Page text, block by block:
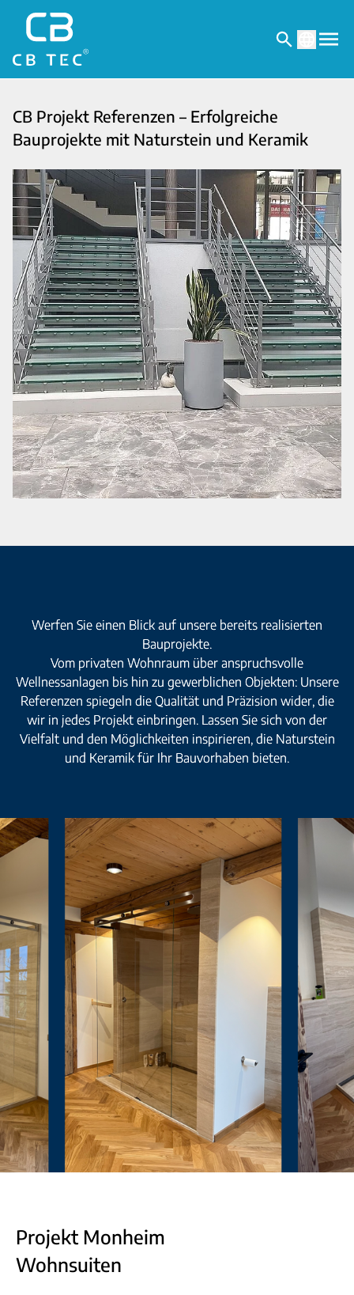
CB Projekt Referenzen – Erfolgreiche
Bauprojekte mit Naturstein und Keramik
Werfen Sie einen Blick auf unsere bereits realisierten
Bauprojekte.
Vom privaten Wohnraum über anspruchsvolle
Wellnessanlagen bis hin zu gewerblichen Objekten: Unsere
Referenzen spiegeln die Qualität und Präzision wider, die
wir in jedes Projekt einbringen. Lassen Sie sich von der
Vielfalt und den Möglichkeiten inspirieren, die Naturstein
und Keramik für Ihr Bauvorhaben bieten.
Projekt Monheim
Wohnsuiten